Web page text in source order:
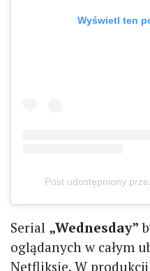
Wyświetl ten
Post udostępniony
Serial „Wednesday”
oglądanych w całym
Netfliksie. W